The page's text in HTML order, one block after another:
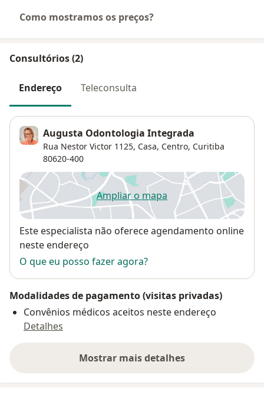
Como mostramos os preços?
Consultórios (2)
Endereço Teleconsulta
Augusta Odontologia Integrada
Rua Nestor Victor 1125, Casa, Centro, Curitiba
80620-400
Ampliar o mapaabre num novo separador
Disponibilidade
Este especialista não oferece agendamento online
neste endereço
O que eu posso fazer agora?
Modalidades de pagamento (visitas privadas)
Convênios médicos aceitos neste endereço
Detalhes
Mostrar mais detalhes
sobre o endereço